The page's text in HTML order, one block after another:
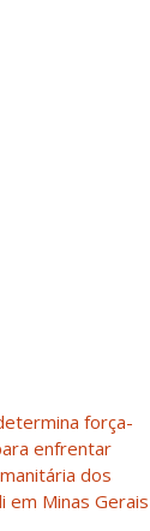
força-
enfrentar
dos
em Minas Gerais